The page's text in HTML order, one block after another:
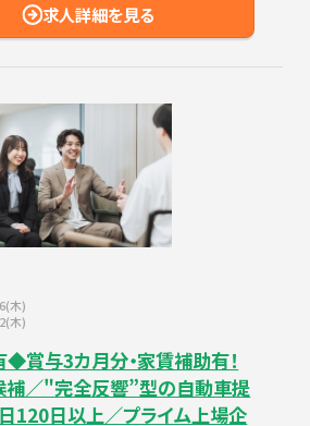
求人詳細を見る
木)
木)
賞与3カ月分・家賃補助有！
補／"完全反響”型の自動車提
120日以上／プライム上場企